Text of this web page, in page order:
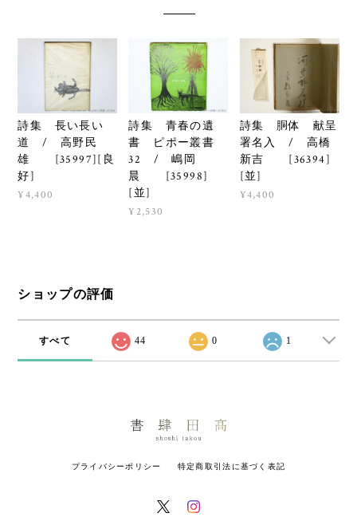
詩集 長い長い
道 / 高野民
雄 [35997][良
好]
¥4,400
詩集 青春の遺
書 ピポー叢書
32 / 嶋岡
晨 [35998]
[並]
¥2,530
詩集 胴体 献呈
署名入 / 高橋
新吉 [36394]
[並]
¥4,400
ショップの評価
すべて 44 0 1
プライバシーポリシー 特定商取引法に基づく表記